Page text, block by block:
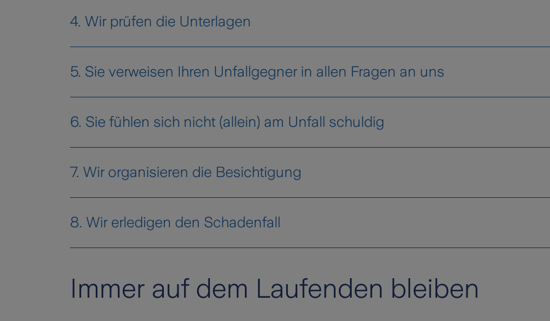
Unser Angebot für PrivatkundInnen
4. Wir prüfen die Unterlagen
5. Sie verweisen Ihren Unfallgegner in allen Fragen an uns
6. Sie fühlen sich nicht (allein) am Unfall schuldig
7. Wir organisieren die Besichtigung
oder imDrive-in-Center. Das Gutachten liegt uns meist 3-4 Tage nach der Besichtigung
einem fairen Eigenleistungsstundensatz anbieten.
8. Wir erledigen den Schadenfall
Immer auf dem Laufenden bleiben